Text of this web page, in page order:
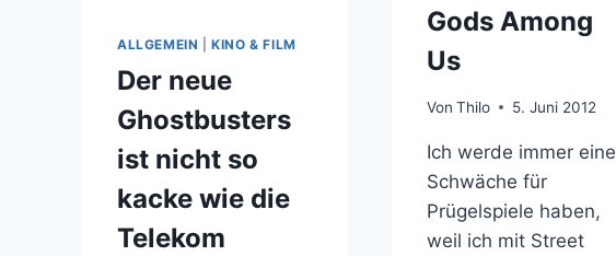
ALLGEMEIN |KINO & FILM
Der neue
Ghostbusters
ist nicht so
kacke wie die
Telekom
Gods Among
Us
Von Thilo 5. Juni 2012
Ich werde immer eine
Schwäche für
Prügelspiele haben,
weil ich mit Street